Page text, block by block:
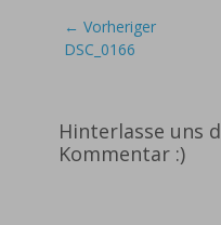
← Vorheriger
Vorheriger
DSC_0166
Hinterlasse uns
Kommentar :)